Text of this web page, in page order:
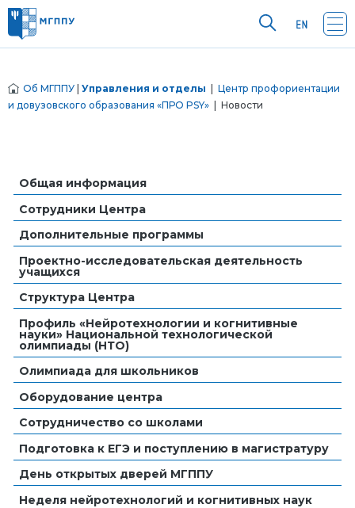
Об МГППУ Управления и отделы
Центр профориентации
и довузовского образования «ПРО PSY» | Новости
Общая информация
Сотрудники Центра
Дополнительные программы
Проектно-исследовательская деятельность
учащихся
Структура Центра
Профиль «Нейротехнологии и когнитивные
науки» Национальной технологической
олимпиады (НТО)
Олимпиада для школьников
Оборудование центра
Сотрудничество со школами
Подготовка к ЕГЭ и поступлению в магистратуру
День открытых дверей МГППУ
Неделя нейротехнологий и когнитивных наук